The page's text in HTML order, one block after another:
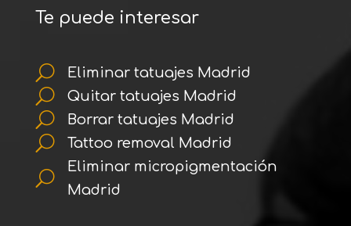
Te puede interesar
U Eliminar tatuajes Madrid
U Quitar tatuajes Madrid
U Borrar tatuajes Madrid
U Tattoo removal Madrid
U
Eliminar micropigmentación
Madrid